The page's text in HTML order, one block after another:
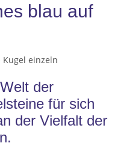
blau auf
einzeln
der
für sich
der Vielfalt der